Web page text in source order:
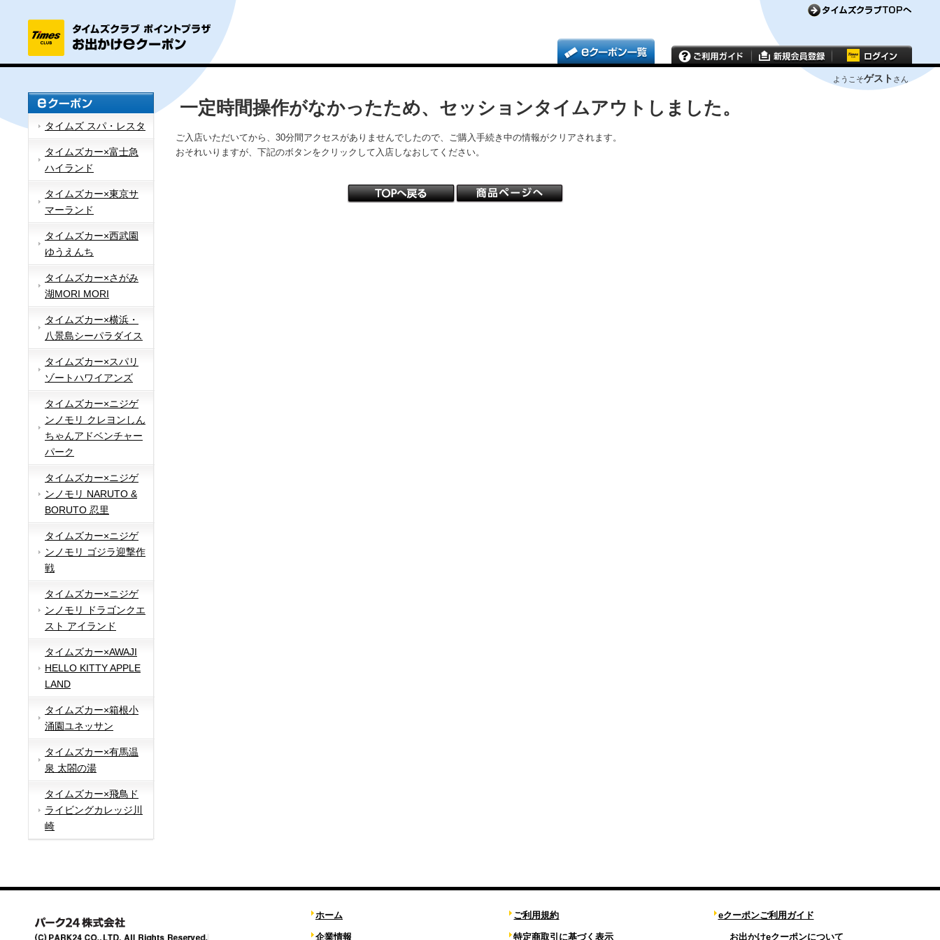
ようこそゲスト さん
タイムズ スパ・レスタ
タイムズカー×富士急
ハイランド
タイムズカー×東京サ
マーランド
タイムズカー×西武園
ゆうえんち
タイムズカー×さがみ
湖MORI MORI
タイムズカー×横浜・
八景島シーパラダイス
タイムズカー×スパリ
ゾートハワイアンズ
タイムズカー×ニジゲ
ンノモリ クレヨンしん
ちゃんアドベンチャー
パーク
タイムズカー×ニジゲ
ンノモリ NARUTO &
BORUTO 忍里
タイムズカー×ニジゲ
ンノモリ ゴジラ迎撃作
戦
タイムズカー×ニジゲ
ンノモリ ドラゴンクエ
スト アイランド
タイムズカー×AWAJI
HELLO KITTY APPLE
LAND
タイムズカー×箱根小
涌園ユネッサン
タイムズカー×有馬温
泉 太閤の湯
タイムズカー×飛鳥ド
ライビングカレッジ川
崎
一定時間操作がなかったため、セッションタイムアウトしました。
ご入店いただいてから、30分間アクセスがありませんでしたので、ご購入手続き中の情報がクリアされます。
おそれいりますが、下記のボタンをクリックして入店しなおしてください。
ホーム
企業情報
ご利用規約
特定商取引に基づく表示
eクーポンご利用ガイド
お出かけeクーポンについて